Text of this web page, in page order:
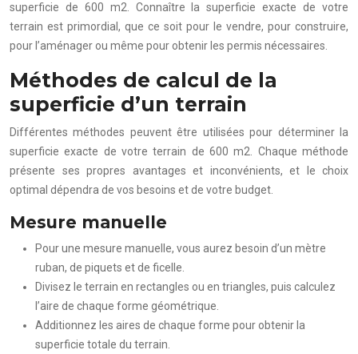
superficie de 600 m2. Connaître la superficie exacte de votre
terrain est primordial, que ce soit pour le vendre, pour construire,
pour l’aménager ou même pour obtenir les permis nécessaires.
Méthodes de calcul de la
superficie d’un terrain
Différentes méthodes peuvent être utilisées pour déterminer la
superficie exacte de votre terrain de 600 m2. Chaque méthode
présente ses propres avantages et inconvénients, et le choix
optimal dépendra de vos besoins et de votre budget.
Mesure manuelle
Pour une mesure manuelle, vous aurez besoin d’un mètre
ruban, de piquets et de ficelle.
Divisez le terrain en rectangles ou en triangles, puis calculez
l’aire de chaque forme géométrique.
Additionnez les aires de chaque forme pour obtenir la
superficie totale du terrain.